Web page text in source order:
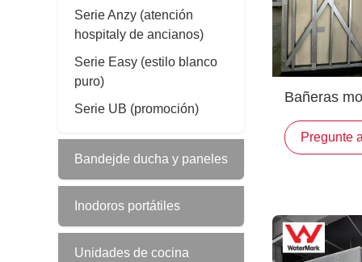
Bañeras
modernas
Pregunte
Serie Anzy (atención
hospitaly de ancianos)
Serie Easy (estilo blanco
puro)
Serie UB (promoción)
Bandejde ducha y paneles
Inodoros portátiles
Unidades de cocina